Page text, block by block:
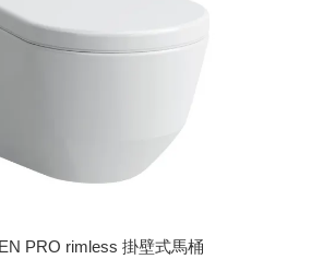
PRO rimless 掛壁式馬桶